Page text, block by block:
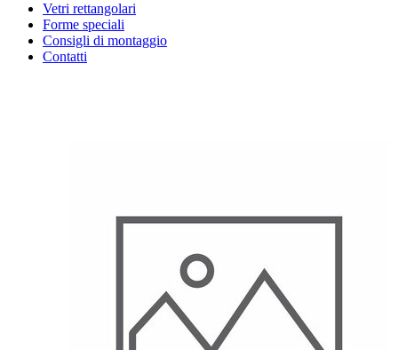
Vetri rettangolari
Forme speciali
Consigli di montaggio
Contatti